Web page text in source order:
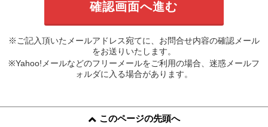
※ご記入頂いたメールアドレス宛てに、お問合せ内容の確認メール
をお送りいたします。
※Yahoo!メールなどのフリーメールをご利用の場合、迷惑メールフ
ォルダに入る場合があります。
このページの先頭へ